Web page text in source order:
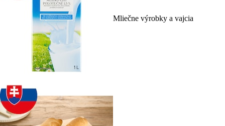
Mliečne výrobky a vajcia